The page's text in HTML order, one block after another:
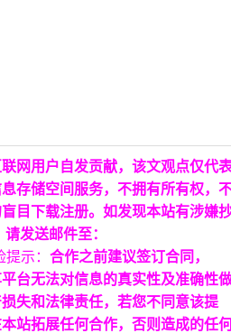
网用户自发贡献，该文观点仅代
存储空间服务，不拥有所有权，
目下载注册。如发现本站有涉嫌
发送邮件至：
提示： 合作之前建议签订合同，
台无法对信息的真实性及准确性
失和法律责任，若您不同意该提
站拓展任何合作，否则造成的任